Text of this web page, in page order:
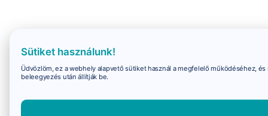
Sütiket használunk!
Üdvözlöm, ez a webhely alapvető sütiket használ a megfelelő működéséhez,
beleegyezés után állítják be.